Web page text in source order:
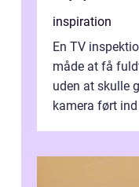
inspiration
En TV
måde at få
uden at skulle
kamera ført